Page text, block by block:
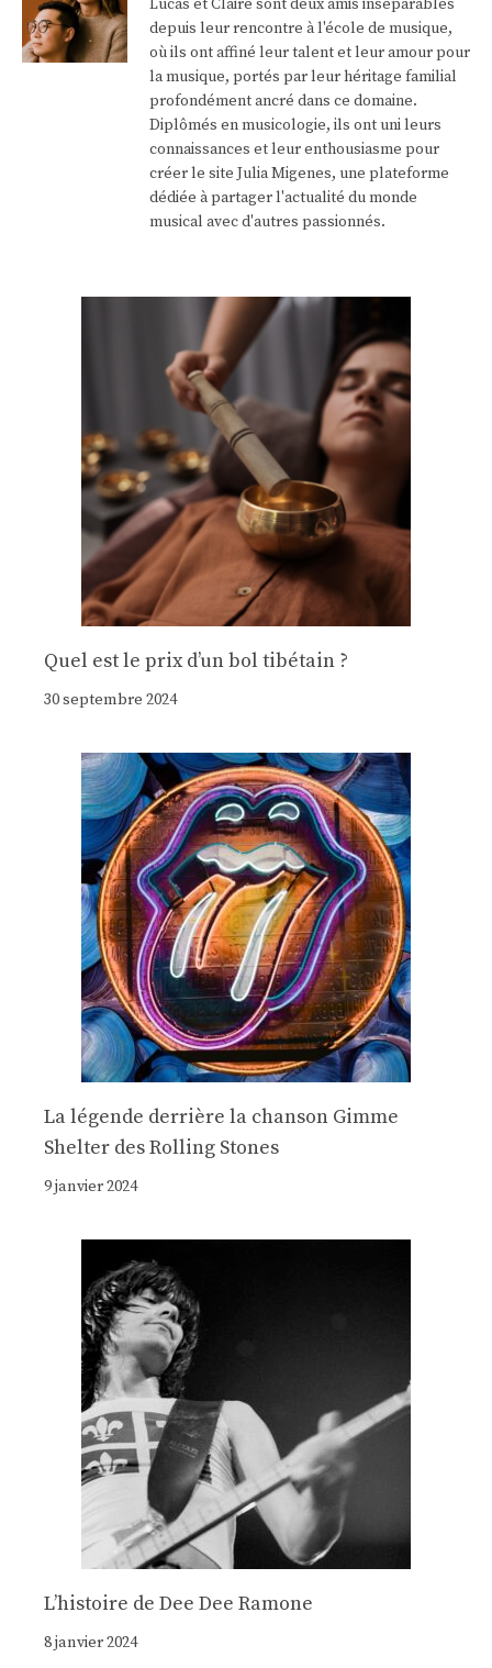
Lucas et Claire sont deux amis inséparables
depuis leur rencontre à l'école de musique,
où ils ont affiné leur talent et leur amour pour
la musique, portés par leur héritage familial
profondément ancré dans ce domaine.
Diplômés en musicologie, ils ont uni leurs
connaissances et leur enthousiasme pour
créer le site Julia Migenes, une plateforme
dédiée à partager l'actualité du monde
musical avec d'autres passionnés.
Quel est le prix d’un bol tibétain ?
30 septembre 2024
La légende derrière la chanson Gimme
Shelter des Rolling Stones
9 janvier 2024
Lʼhistoire de Dee Dee Ramone
8 janvier 2024